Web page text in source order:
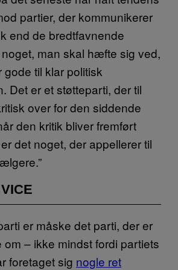
partier, der kommunikerer
end de bredtfavnende
noget, man skal hæfte sig ved,
gode til klar politisk
Det er et støtteparti, der til
over for den siddende
den kritik bliver fremført
det noget, der appellerer til
er måske det parti, der er
– ikke mindst fordi partiets
foretaget sig nogle ret